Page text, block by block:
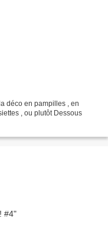
déco en pampilles , en
, ou plutôt Dessous